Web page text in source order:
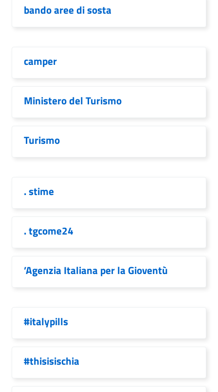
bando aree di sosta
camper
Ministero del Turismo
Turismo
. stime
. tgcome24
’Agenzia Italiana per la Gioventù
#italypills
#thisisischia